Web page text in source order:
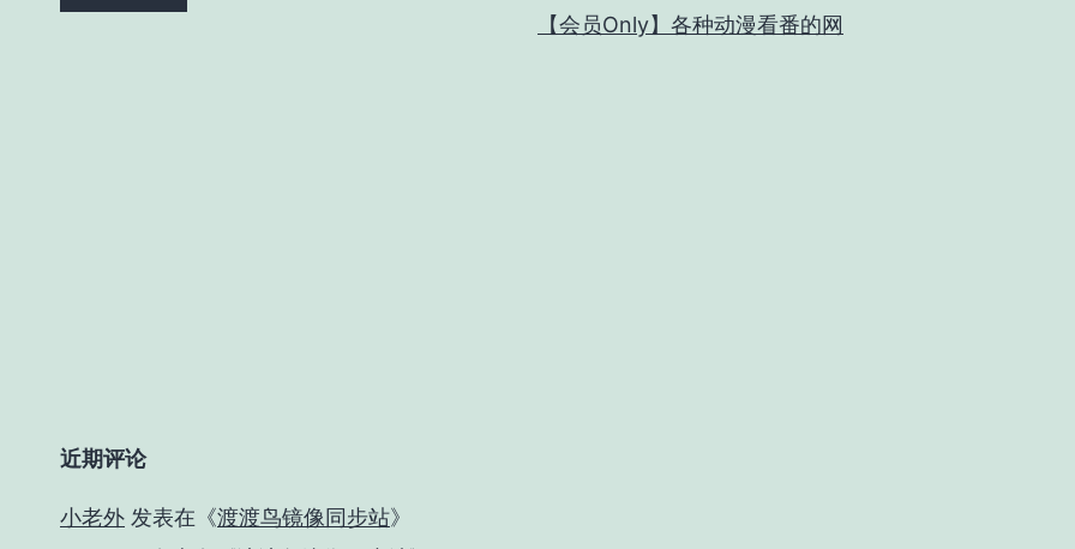
【会员Only】各种动漫看番的网
近期评论
小老外 发表在《渡渡鸟镜像同步站》